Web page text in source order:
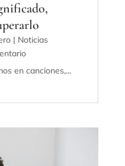
| Noticias
en canciones,...